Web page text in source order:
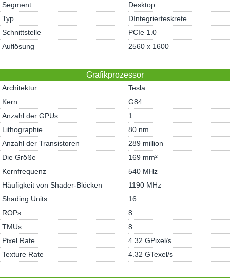
Segment
Desktop
Typ
DIntegrierteskrete
Schnittstelle
PCIe 1.0
Auflösung
2560 x 1600
Grafikprozessor
Architektur
Tesla
Kern
G84
Anzahl der GPUs
1
Lithographie
80 nm
Anzahl der Transistoren
289 million
Die Größe
169 mm²
Kernfrequenz
540 MHz
Häufigkeit von Shader-Blöcken
1190 MHz
Shading Units
16
ROPs
8
TMUs
8
Pixel Rate
4.32 GPixel/s
Texture Rate
4.32 GTexel/s